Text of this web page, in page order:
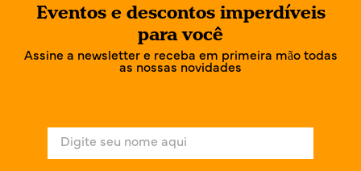
Eventos e descontos imperdíveis
para você
Assine a newsletter e receba em primeira mão todas
as nossas novidades